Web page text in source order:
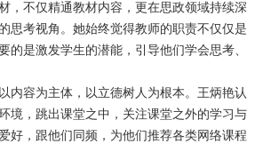
，不仅精通教材内容，更在思政领域持续深
思考视角。她始终觉得教师的职责不仅仅是
的是激发学生的潜能，引导他们学会思考、
内容为主体，以立德树人为根本。王炳艳认
境，跳出课堂之中，关注课堂之外的学习与
好，跟他们同频，为他们推荐各类网络课程